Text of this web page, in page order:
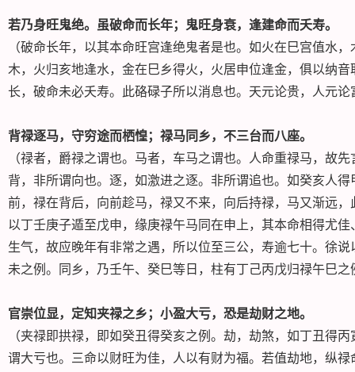
若乃身旺鬼绝。虽破命而长年；鬼旺身衰，逢建命而夭寿。
（破命长年，以其本命旺宫逢绝鬼者是也。如火在巳宫值水
木，火归亥地逢水，金在巳乡得火，火居申位逢金，俱以纳
长，破命未必夭寿。此硌碌子所以消息也。天元论贵，人元
背禄逐马，守穷途而栖惶；禄马同乡，不三台而八座。
（禄者，爵禄之谓也。马者，车马之谓也。人命重禄马，故
背，非所谓向也。逐，如激进之逐。非所谓追也。如癸亥人
前，禄在背后，向前趁马，禄又不来，向后持禄，马又渐远
以丁壬庚子遁至戊申，缘庚禄午马同在申上，其本命相得尤
生气，故应晚年有非常之遇，所以位至三公，寿逾七十。徐
未之例。同乡，乃壬午、癸巳等日，柱有丁己丙戊归禄午巳
官崇位显，定知夹禄之乡；小盈大亏，恐是劫财之地。
（夹禄即拱禄，即如癸丑得癸亥之例。劫，劫煞，如丁丑得
谓大亏也。三命以财旺为佳，人以有财为福。若值劫地，纵